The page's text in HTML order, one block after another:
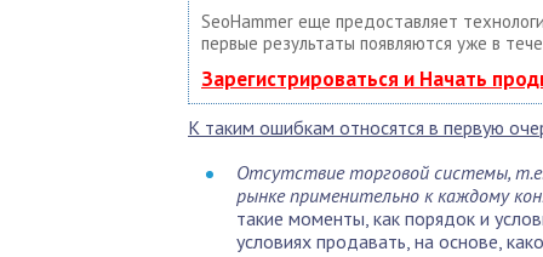
SeoHammer еще предоставляет
первые результаты появляются уже в
Зарегистрироваться и Начать
К таким ошибкам относятся в первую
Отсутствие торговой системы,
рынке применительно к каждому
такие моменты, как порядок и
условиях продавать, на основе,